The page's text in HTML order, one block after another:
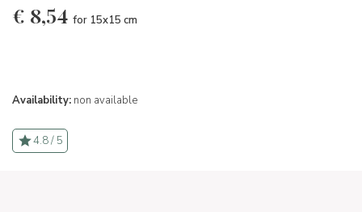
€ 8,54 for 15x15 cm
Availability: non available
4.8 / 5